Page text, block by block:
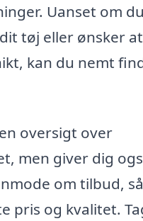
Uanset om
tøj eller ønsker at
kan du nemt
oversigt over
men giver dig
om tilbud,
pris og kvalitet.